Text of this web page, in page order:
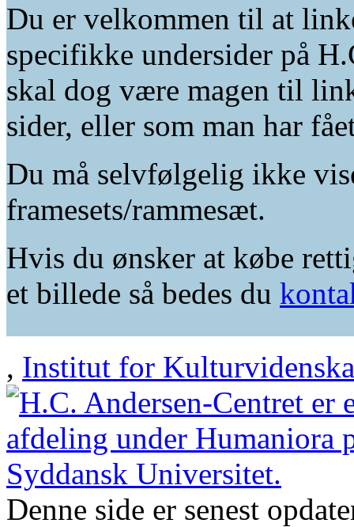
Du er velkommen til at
specifikke undersider på
skal dog være magen til
sider, eller som man har
Du må selvfølgelig ikke
framesets/rammesæt.
Hvis du ønsker at købe
et billede så bedes du
, Institut for
Denne side er senest